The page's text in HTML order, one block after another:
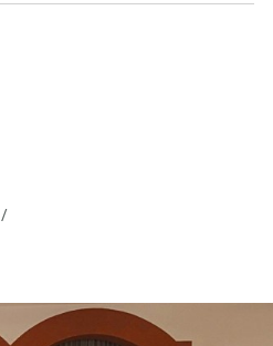
/